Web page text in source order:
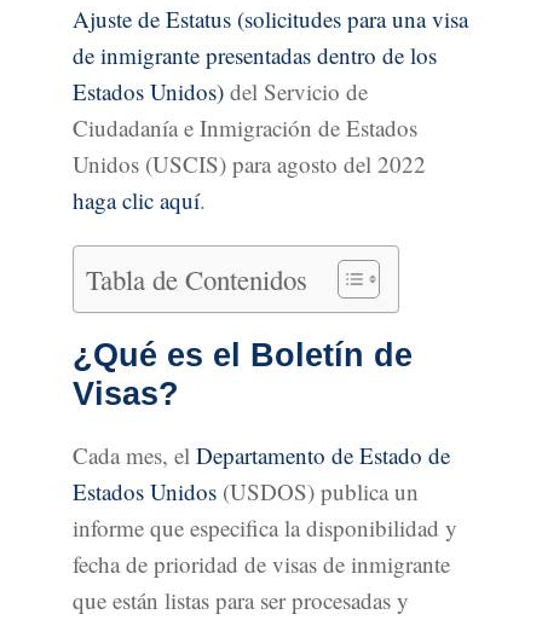
Ajuste de Estatus (solicitudes para una visa
de inmigrante presentadas dentro de los
Estados Unidos) del Servicio de
Ciudadanía e Inmigración de Estados
Unidos (USCIS) para agosto del 2022
haga clic aquí.
Tabla de Contenidos
¿Qué es el Boletín de
Visas?
Cada mes, el Departamento de Estado de
Estados Unidos (USDOS) publica un
informe que especifica la disponibilidad y
fecha de prioridad de visas de inmigrante
que están listas para ser procesadas y